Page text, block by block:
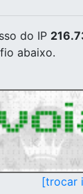
do IP
abaixo.
[trocar